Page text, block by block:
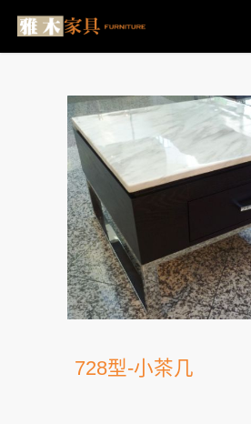
728型-小茶几